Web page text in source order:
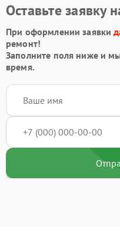
Оставьте заявку
При оформлении заявки
ремонт!
Заполните поля ниже и
время.